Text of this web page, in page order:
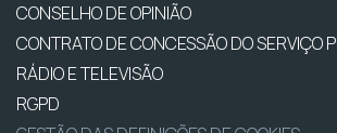
CONSELHO DE OPINIÃO
CONTRATO DE CONCESSÃO DO SERVIÇO
RÁDIO E TELEVISÃO
RGPD